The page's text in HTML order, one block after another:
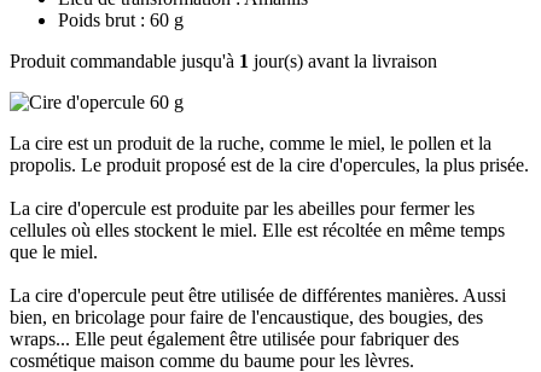
Poids brut : 60 g
Produit commandable jusqu'à 1 jour(s) avant la livraison
La cire est un produit de la ruche, comme le miel, le pollen et la
propolis. Le produit proposé est de la cire d'opercules, la plus prisée.
La cire d'opercule est produite par les abeilles pour fermer les
cellules où elles stockent le miel. Elle est récoltée en même temps
que le miel.
La cire d'opercule peut être utilisée de différentes manières. Aussi
bien, en bricolage pour faire de l'encaustique, des bougies, des
wraps... Elle peut également être utilisée pour fabriquer des
cosmétique maison comme du baume pour les lèvres.